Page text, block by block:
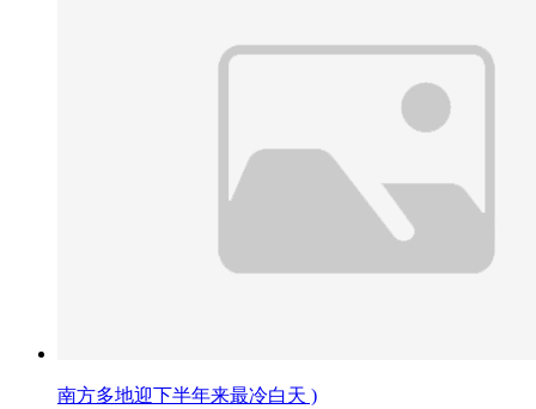
南方多地迎下半年来最冷白天 )